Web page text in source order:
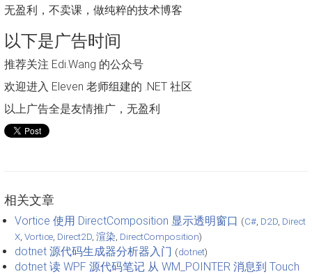
无盈利，不卖课，做纯粹的技术博客
以下是广告时间
推荐关注 Edi.Wang 的公众号
欢迎进入 Eleven 老师组建的 .NET 社区
以上广告全是友情推广，无盈利
相关文章
Vortice 使用 DirectComposition 显示透明窗口 (C# D2D Direct
X Vortice Direct2D 渲染 DirectComposition)
dotnet 源代码生成器分析器入门 (dotnet)
dotnet 读 WPF 源代码笔记 从 WM_POINTER 消息到 Touch